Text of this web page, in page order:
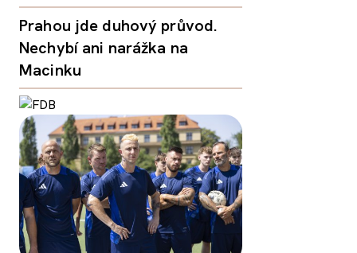
Prahou jde duhový průvod.
Nechybí ani narážka na
Macinku